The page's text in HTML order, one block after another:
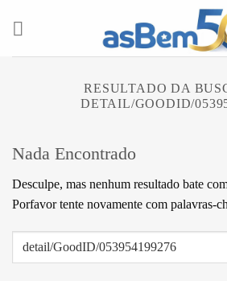
RESULTADO DA
DETAIL/GOODID/
Nada Encontrado
Desculpe, mas nenhum resultado bate
Porfavor tente novamente com palavras-